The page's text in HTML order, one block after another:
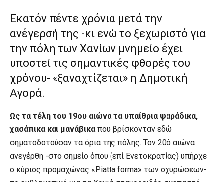
Εκατόν πέντε χρόνια μετά την
ανέγερσή της -κι ενώ το ξεχωριστό για
την πόλη των Χανίων μνημείο έχει
υποστεί τις σημαντικές φθορές του
χρόνου- «ξαναχτίζεται» η Δημοτική
Αγορά.
Ως τα τέλη του 19ου αιώνα τα υπαίθρια ψαράδικα,
χασάπικα και μανάβικα που βρίσκονταν εδώ
σηματοδοτούσαν τα όρια της πόλης. Τον 20ό αιώνα
ανεγέρθη -στο σημείο όπου (επί Ενετοκρατίας) υπήρχε
ο κύριος προμαχώνας «Piatta forma» των οχυρώσεων-